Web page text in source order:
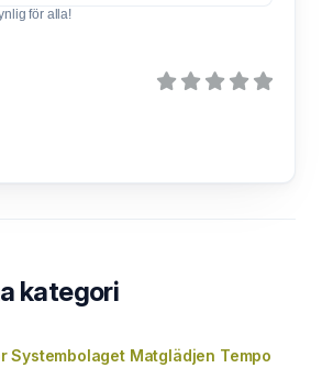
för alla!
kategori
Systembolaget Matglädjen Tempo